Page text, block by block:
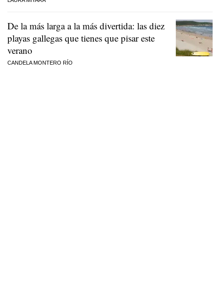
De la más larga a la más divertida: las diez
playas gallegas que tienes que pisar este
verano
CANDELA MONTERO RÍO